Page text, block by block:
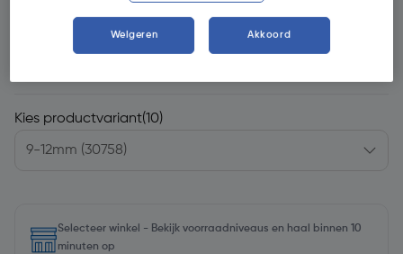
€ 0,65| Excl. btw € 0,54
Kies productvariant(10)
Selecteer winkel - Bekijk voorraadniveaus en haal binnen 10
minuten op
Weigeren Akkoord